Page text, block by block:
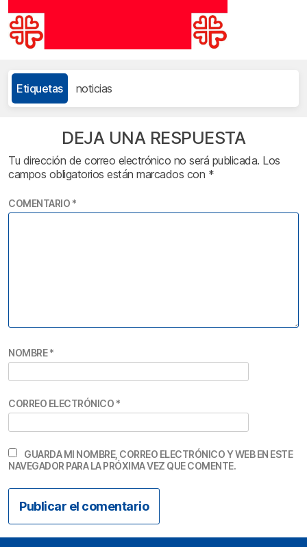
Etiquetas noticias
DEJA UNA RESPUESTA
Tu dirección de correo electrónico no será publicada. Los
campos obligatorios están marcados con *
COMENTARIO *
NOMBRE*
CORREO ELECTRÓNICO *
GUARDA MI NOMBRE, CORREO ELECTRÓNICO Y WEB EN ESTE
NAVEGADOR PARA LA PRÓXIMA VEZ QUE COMENTE.